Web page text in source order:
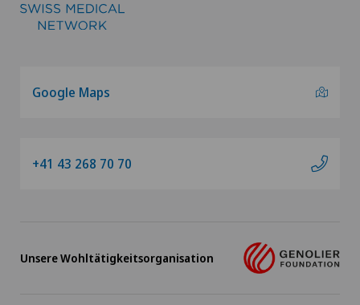
Google Maps
+41 43 268 70 70
Unsere Wohltätigkeitsorganisation